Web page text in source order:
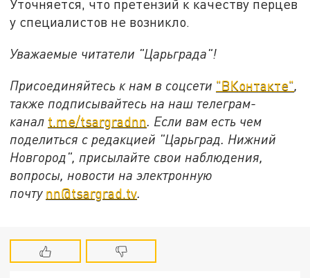
Уточняется, что претензий к качеству перцев
у специалистов не возникло.
Уважаемые читатели "Царьграда"!
Присоединяйтесь к нам в соцсети "ВКонтакте",
также подписывайтесь на наш телеграм-
канал t.me/tsargradnn. Если вам есть чем
поделиться с редакцией "Царьград. Нижний
Новгород", присылайте свои наблюдения,
вопросы, новости на электронную
почту nn@tsargrad.tv.